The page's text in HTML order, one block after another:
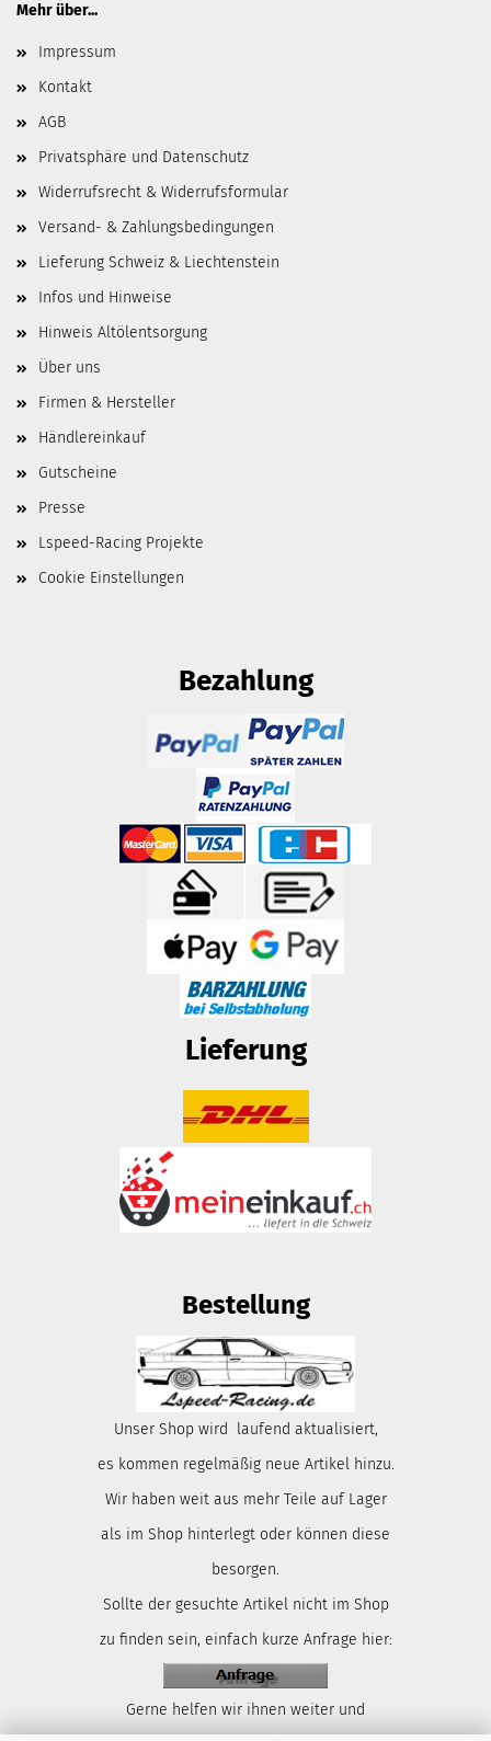
Mehr über...
Impressum
Kontakt
AGB
Privatsphäre und Datenschutz
Widerrufsrecht & Widerrufsformular
Versand- & Zahlungsbedingungen
Lieferung Schweiz & Liechtenstein
Infos und Hinweise
Hinweis Altölentsorgung
Über uns
Firmen & Hersteller
Händlereinkauf
Gutscheine
Presse
Lspeed-Racing Projekte
Cookie Einstellungen
Bezahlung
Lieferung
Bestellung
Unser Shop wird laufend aktualisiert,
es kommen regelmäßig neue Artikel hinzu.
Wir haben weit aus mehr Teile auf Lager
als im Shop hinterlegt oder können diese
besorgen.
Sollte der gesuchte Artikel nicht im Shop
zu finden sein, einfach kurze Anfrage hier:
Gerne helfen wir ihnen weiter und